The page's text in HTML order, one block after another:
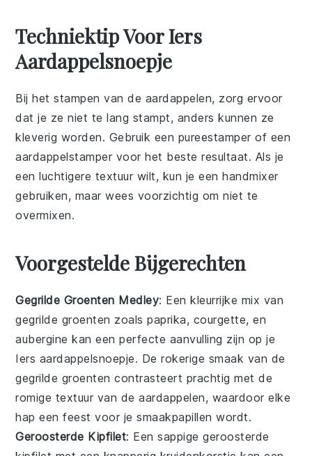
Techniektip Voor Iers
Aardappelsnoepje
Bij het stampen van de aardappelen, zorg ervoor
dat je ze niet te lang stampt, anders kunnen ze
kleverig worden. Gebruik een pureestamper of een
aardappelstamper voor het beste resultaat. Als je
een luchtigere textuur wilt, kun je eenhandmixer
gebruiken, maar wees voorzichtig om niet te
overmixen.
Voorgestelde Bijgerechten
Gegrilde Groenten Medley: Een kleurrijke mix van
gegrilde groenten zoalspaprika, courgette, en
aubergine kan een perfecte aanvulling zijn op je
Iers aardappelsnoepje. De rokerige smaak van de
gegrilde groenten contrasteert prachtig met de
romige textuur van de aardappelen, waardoor elke
hap een feest voor je smaakpapillen wordt.
Geroosterde Kipfilet: Een sappigegeroosterde